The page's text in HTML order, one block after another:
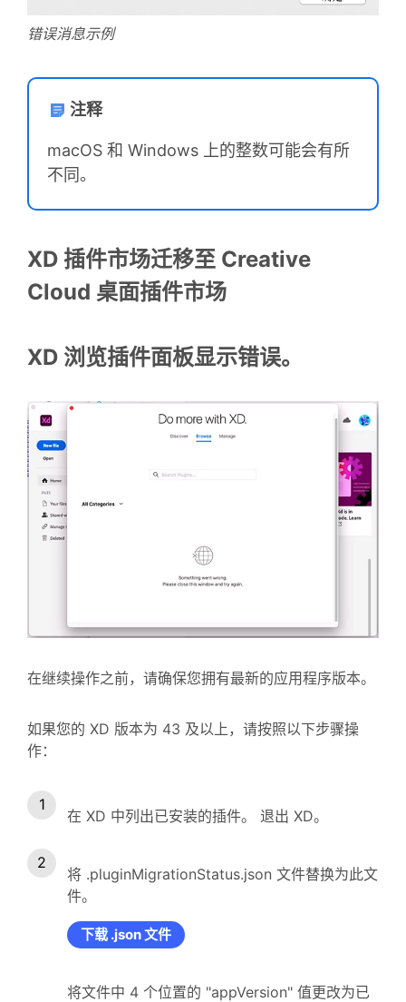
错误消息示例
注释
macOS 和 Windows 上的整数可能会有所
不同。
XD 插件市场迁移至 Creative
Cloud 桌面插件市场
XD 浏览插件面板显示错误。
在继续操作之前，请确保您拥有最新的应用程序版本。
如果您的 XD 版本为 43 及以上，请按照以下步骤操
作：
在 XD 中列出已安装的插件。 退出 XD。
将 .pluginMigrationStatus.json 文件替换为此文
件。
下载 .json 文件
将文件中 4 个位置的 "appVersion" 值更改为已